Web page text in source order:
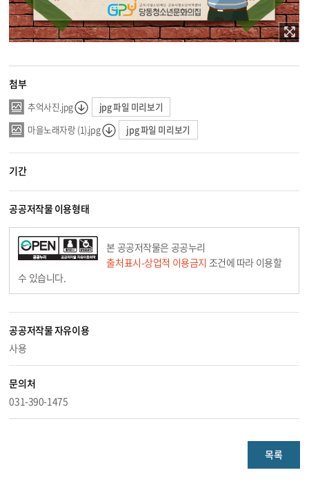
첨부
추억사진.jpg
jpg 파일 미리보기
마을노래자랑 (1).jpg
jpg 파일 미리보기
기간
공공저작물 이용형태
본 공공저작물은 공공누리
출처표시-상업적 이용금지 조건에 따라 이용할
수 있습니다.
공공저작물 자유이용
사용
문의처
031-390-1475
목록